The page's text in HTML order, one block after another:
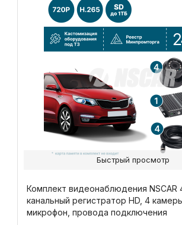
Комплект видеонаблюдения NSCAR
канальный регистратор HD, 4
микрофон, провода подключения
Быстрый просмотр